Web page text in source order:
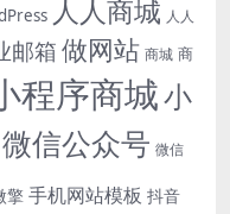
人人商城 人人
邮箱 做网站 商城 商
程序商城小
微信公众号 微信
擎 手机网站模板 抖音